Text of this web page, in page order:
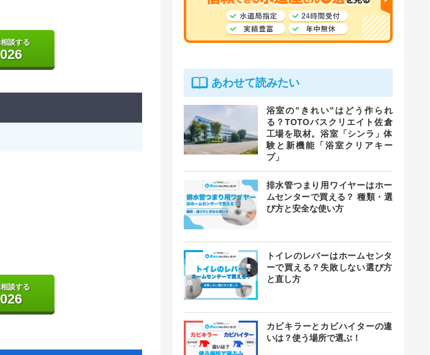
談する
談する
あわせて読みたい
浴室の”きれい”はどう作られ
る？TOTOバスクリエイト佐倉
工場を取材。浴室「シンラ」体
験と新機能「浴室クリアキー
プ」
排水管つまり用ワイヤーはホー
ムセンターで買える？ 種類・選
び方と安全な使い方
トイレのレバーはホームセンタ
ーで買える？失敗しない選び方
と直し方
カビキラーとカビハイターの違
いは？使う場所で選ぶ！